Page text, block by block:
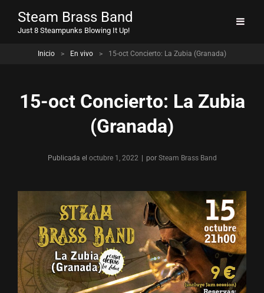
Steam Brass Band
Just 8 Steampunks Blowing It Up!
Inicio > En vivo > 15-oct Concierto: La Zubia (Granada)
15-oct Concierto: La Zubia
(Granada)
Publicada el octubre 1, 2022 por Byline
Steam Brass Band